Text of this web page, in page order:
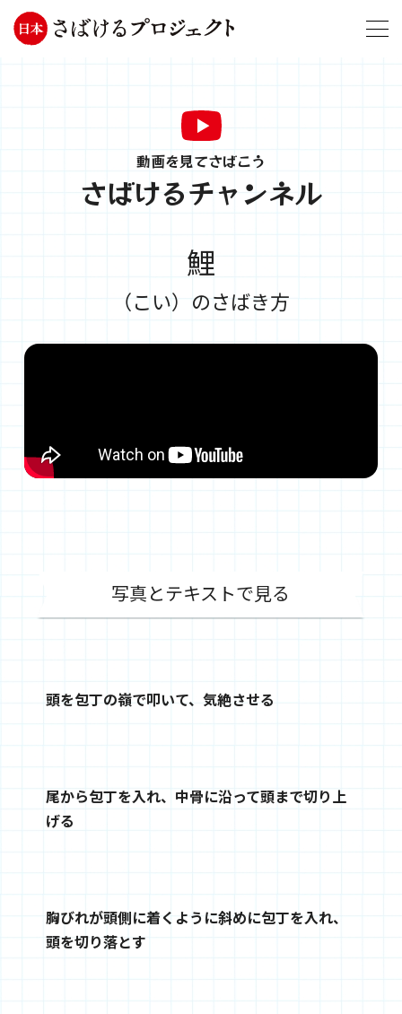
動画を見てさばこう
さばけるチャンネル
鯉
（こい）のさばき方
写真とテキストで見る
頭を包丁の嶺で叩いて、気絶させる
尾から包丁を入れ、中骨に沿って頭まで切り上
げる
胸びれが頭側に着くように斜めに包丁を入れ、
頭を切り落とす